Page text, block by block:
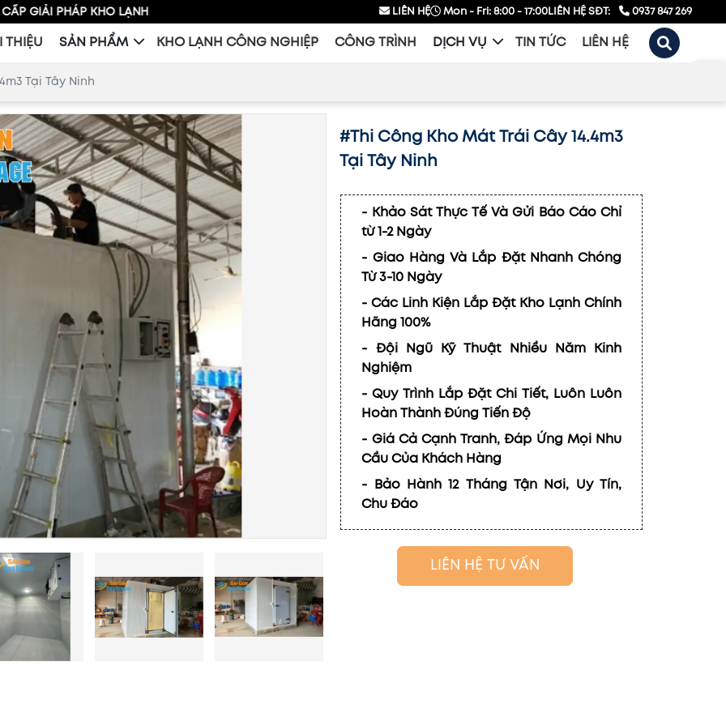
KHO LẠNH LIÊN HỆ Mon - Fri: 8:00 - 17:00 LIÊN HỆ SĐT: 0937 847 269
THIỆU SẢN PHẨM KHO LẠNH CÔNG NGHIỆP CÔNG TRÌNH DỊCH VỤ TIN TỨC LIÊN HỆ
Tại Tây Ninh
#Thi Công Kho Mát Trái Cây 14.4m3
Tại Tây Ninh
- Khảo Sát Thực Tế Và Gửi Báo Cáo Chỉ
từ 1-2 Ngày
- Giao Hàng Và Lắp Đặt Nhanh Chóng
Từ 3-10 Ngày
- Các Linh Kiện Lắp Đặt Kho Lạnh Chính
Hãng 100%
- Đội Ngũ Kỹ Thuật Nhiều Năm Kinh
Nghiệm
- Quy Trình Lắp Đặt Chi Tiết, Luôn Luôn
Hoàn Thành Đúng Tiến Độ
- Giá Cả Cạnh Tranh, Đáp Ứng Mọi Nhu
Cầu Của Khách Hàng
- Bảo Hành 12 Tháng Tận Nơi, Uy Tín,
Chu Đáo
LIÊN HỆ TƯ VẤN